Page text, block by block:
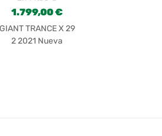
1.799,00€
GIANT TRANCE X 29
2 2021 Nueva